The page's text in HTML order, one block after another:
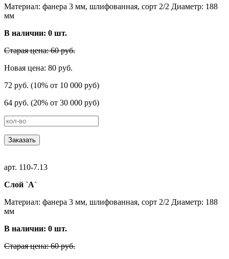
Материал: фанера 3 мм, шлифованная, сорт 2/2 Диаметр: 188
мм
В наличии: 0 шт.
Старая цена: 60 руб.
Новая цена: 80 руб.
72 руб. (10% от 10 000 руб)
64 руб. (20% от 30 000 руб)
Заказать
арт. 110-7.13
Слой `А`
Материал: фанера 3 мм, шлифованная, сорт 2/2 Диаметр: 188
мм
В наличии: 0 шт.
Старая цена: 60 руб.